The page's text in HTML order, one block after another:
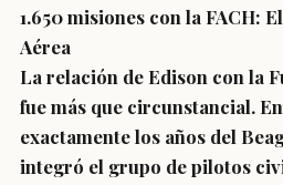
1.650 misiones con la FACH:
Aérea
La relación de Edison con la
fue más que circunstancial.
exactamente los años del
integró el grupo de pilotos